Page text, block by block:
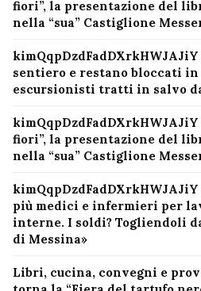
fiori”, la presentazione del
nella “sua” Castiglione
kimQqpDzdFadDXrkHWJAJiY
sentiero e restano bloccati in
escursionisti tratti in salvo
kimQqpDzdFadDXrkHWJAJiY
fiori”, la presentazione del
nella “sua” Castiglione
kimQqpDzdFadDXrkHWJAJiY
più medici e infermieri per
interne. I soldi? Togliendoli
di Messina»
Libri, cucina, convegni e